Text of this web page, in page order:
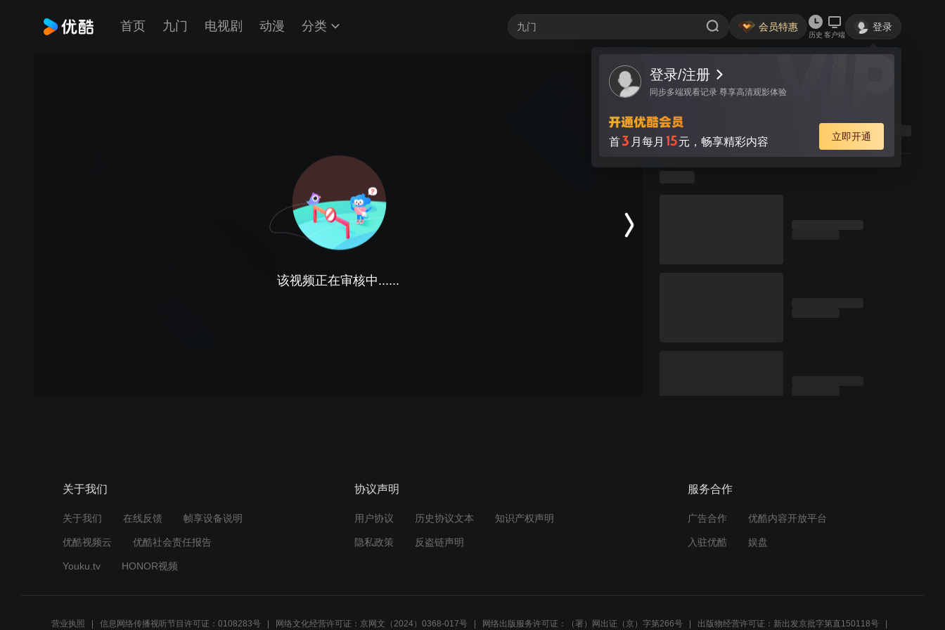
首页 九门 电视剧 动漫 分类 会员特惠
历史 客户端
登录
登录/注册
同步多端观看记录 尊享高清观影体验
首3 月每月 15元，畅享精彩内容 立即开通
该视频正在审核中......
关于我们
关于我们 在线反馈 帧享设备说明
优酷视频云 优酷社会责任报告
Youku.tv HONOR视频
协议声明
用户协议 历史协议文本 知识产权声明
隐私政策 反盗链声明
服务合作
广告合作 优酷内容开放平台
入驻优酷 娱盘
营业执照 信息网络传播视听节目许可证：0108283号 网络文化经营许可证：京网文（2024）0368-017号 网络出版服务许可证：（署）网出证（京）字第266号 出版物经营许可证：新出发京批字第直150118号